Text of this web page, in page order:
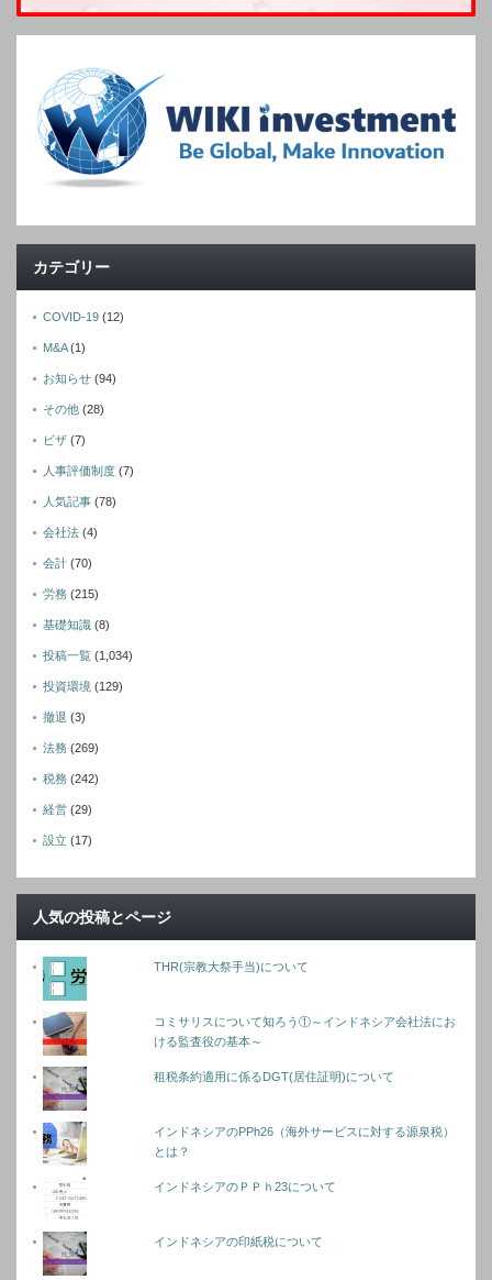
カテゴリー
COVID-19 (12)
M&A(1)
お知らせ (94)
その他 (28)
ビザ (7)
人事評価制度 (7)
人気記事 (78)
会社法 (4)
会計 (70)
労務 (215)
基礎知識 (8)
投稿一覧 (1,034)
投資環境 (129)
撤退 (3)
法務 (269)
税務 (242)
経営 (29)
設立 (17)
人気の投稿とページ
THR(宗教大祭手当)について
コミサリスについて知ろう①～インドネシア会社法にお
ける監査役の基本～
租税条約適用に係るDGT(居住証明)について
インドネシアのPPh26（海外サービスに対する源泉税）
とは？
インドネシアのＰＰｈ23について
インドネシアの印紙税について